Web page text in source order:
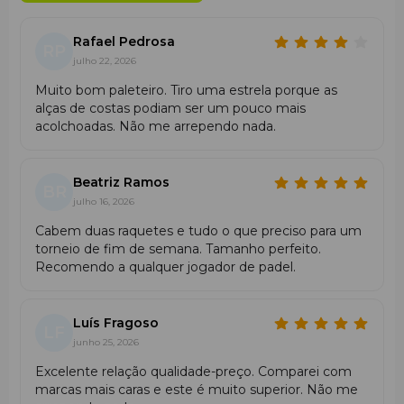
transporte higiénico de calçado desportivo e roupa
.
Volume médio para treinos e competições
O volume de 65 litrose as dimensões de 76.5 × 33 × 32
permitem transportar todo o equipamento e acessórios
compartimentos principais e um bolso separado para
calçado permitem acesso rápido aos essenciais e uma
organização prática do equipamento desportivo e das
raquetes.
Capacidade para até 9 raquetes de ténis
com controlo climático permitem transportar
até nove
raquetes ao mesmo tempo
. Isto torna o modelo
adequado para utilização em torneios ou para
armazenamento de equipamento desportivo.
Sistema backpack com alças acolchoadas
Rafael Pedrosa
julho 22, 2026
Muito bom paleteiro. Tiro uma estrela porque as
alças de costas podiam ser um pouco mais
acolchoadas. Não me arrependo nada.
Beatriz Ramos
julho 16, 2026
Cabem duas raquetes e tudo o que preciso para um
torneio de fim de semana. Tamanho perfeito.
Recomendo a qualquer jogador de padel.
Luís Fragoso
junho 25, 2026
Excelente relação qualidade-preço. Comparei com
marcas mais caras e este é muito superior. Não me